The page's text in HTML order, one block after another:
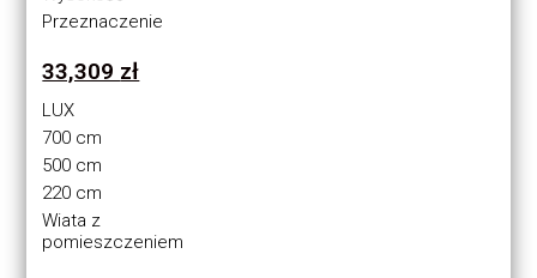
Przeznaczenie
33,309 zł
LUX
700 cm
500 cm
220 cm
Wiata z
pomieszczeniem